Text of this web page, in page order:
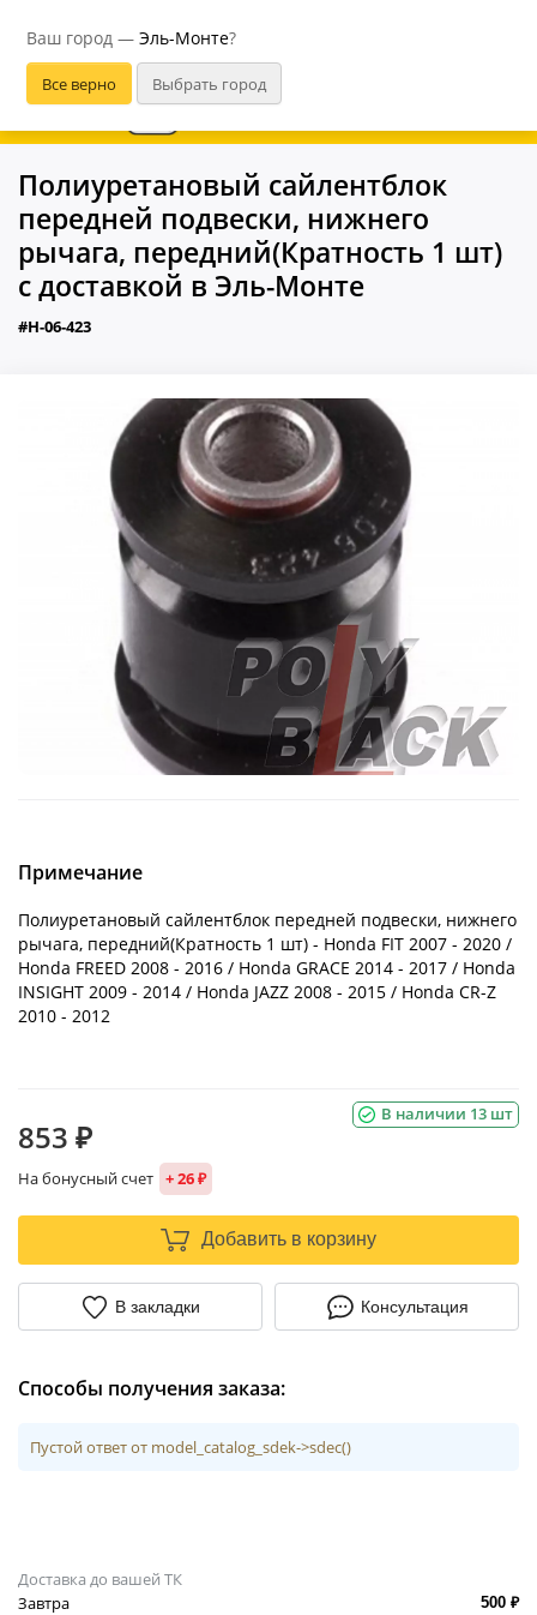
Ваш город — Эль-Монте?
В приложении удобнее
Полиуретановый сайлентблок
передней подвески, нижнего
рычага, передний(Кратность 1 шт)
с доставкой в Эль-Монте
#H-06-423
Примечание
Полиуретановый сайлентблок передней подвески, нижнего
рычага, передний(Кратность 1 шт) - Honda FIT 2007 - 2020 /
Honda FREED 2008 - 2016 / Honda GRACE 2014 - 2017 / Honda
INSIGHT 2009 - 2014 / Honda JAZZ 2008 - 2015 / Honda CR-Z
2010 - 2012
В наличии 13 шт
853 ₽
На бонусный счет + 26 ₽
Добавить в корзину
В закладки Консультация
Способы получения заказа:
Пустой ответ от model_catalog_sdek->sdec()
Доставка до вашей ТК
Завтра
500 ₽